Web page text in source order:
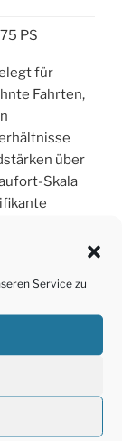
Service zu
PS
für
Fahrten,
über
Skala
können